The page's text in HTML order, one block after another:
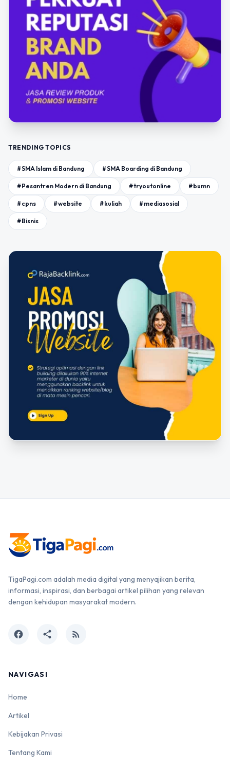
TRENDING TOPICS
#SMA Islam di Bandung #SMA Boarding di Bandung
#Pesantren Modern di Bandung #tryoutonline #bumn
#cpns #website #kuliah #mediasosial
#Bisnis
TigaPagi.com adalah media digital yang menyajikan berita,
informasi, inspirasi, dan berbagai artikel pilihan yang relevan
dengan kehidupan masyarakat modern.
facebook share rss_feed
NAVIGASI
Home
Artikel
Kebijakan Privasi
Tentang Kami